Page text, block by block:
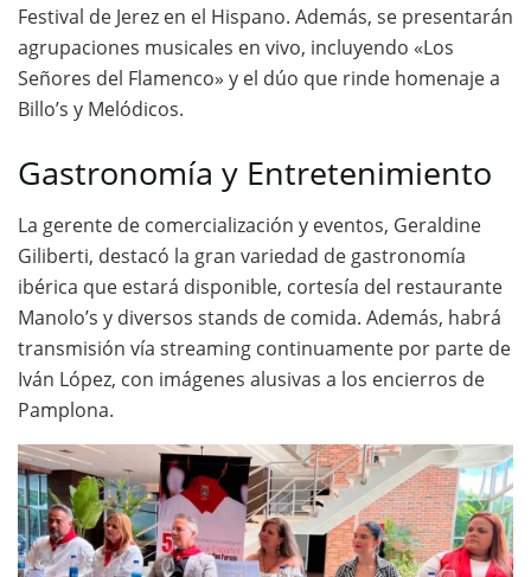
Festival de Jerez en el Hispano. Además, se presentarán
agrupaciones musicales en vivo, incluyendo «Los
Señores del Flamenco» y el dúo que rinde homenaje a
Billo’s y Melódicos.
Gastronomía y Entretenimiento
La gerente de comercialización y eventos, Geraldine
Giliberti, destacó la gran variedad de gastronomía
ibérica que estará disponible, cortesía del restaurante
Manolo’s y diversos stands de comida. Además, habrá
transmisión vía streaming continuamente por parte de
Iván López, con imágenes alusivas a los encierros de
Pamplona.